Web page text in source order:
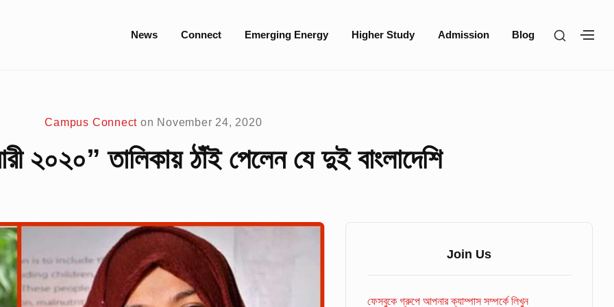
Site
News Connect Emerging Energy Higher Study Admission Blog
SHOW
Campus Connect on November 24, 2020
২০২০” তালিকায় ঠাঁই পেলেন যে দুই বাংলাদেশি
Join Us
ফেসবুকে গ্রুপে আপনার ক্যাম্পাস সম্পর্কে লিখুন